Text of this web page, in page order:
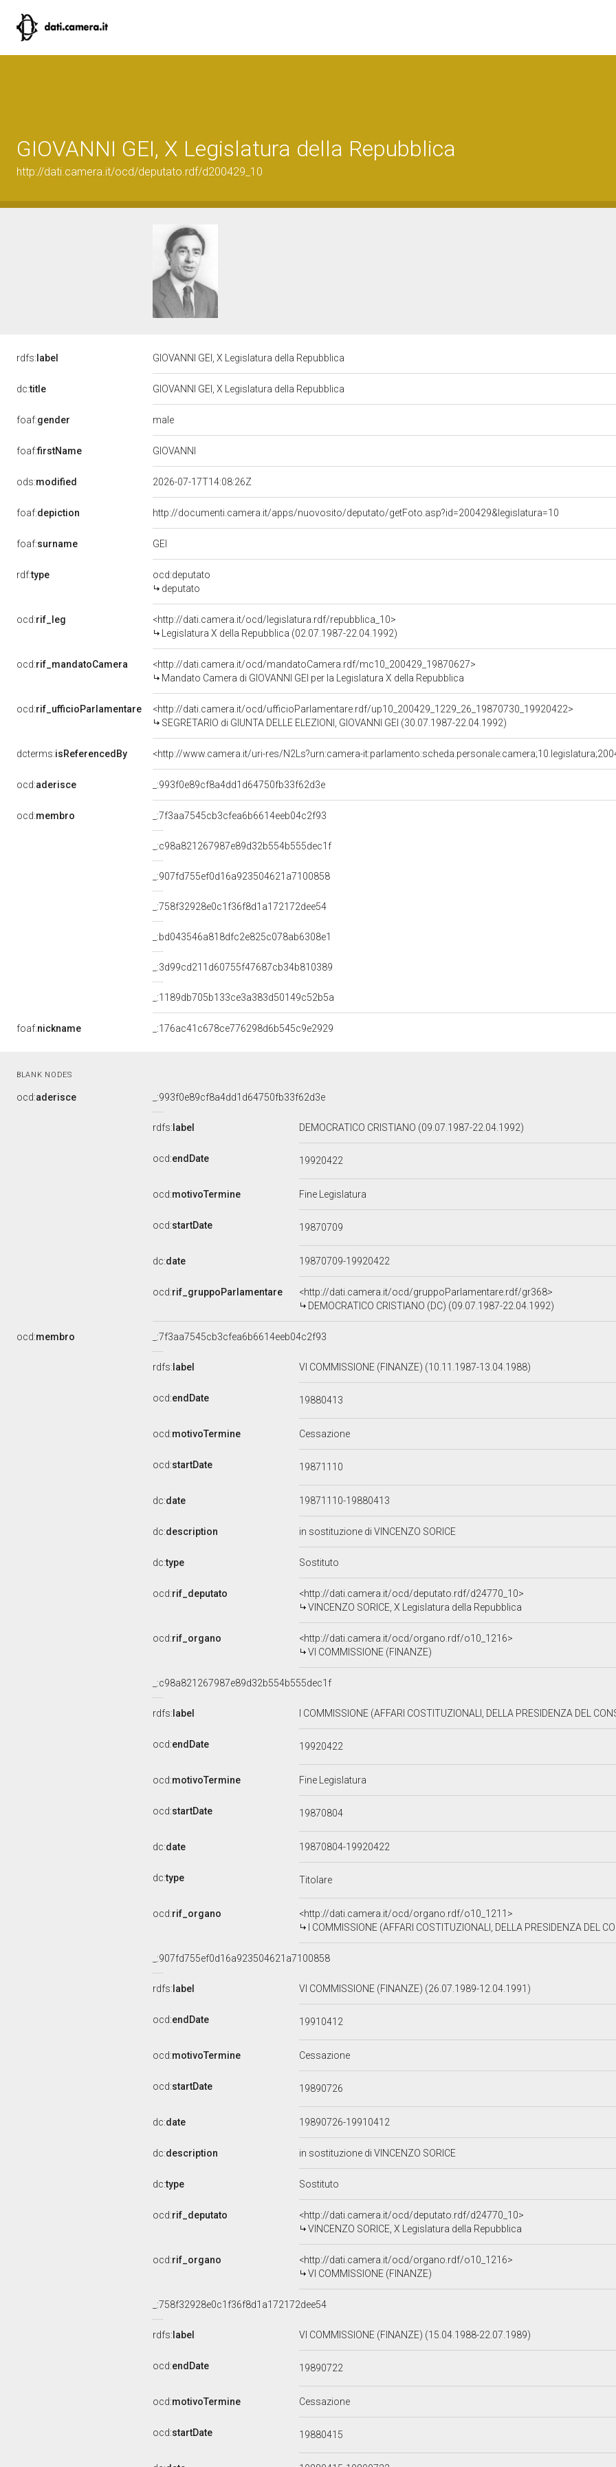
GIOVANNI GEI, X Legislatura della Repubblica
http://dati.camera.it/ocd/deputato.rdf/d200429_10
rdfs: label GIOVANNI GEI, X Legislatura della Repubblica
dc:title GIOVANNI GEI, X Legislatura della Repubblica
foaf:gender male
foaf:firstName GIOVANNI
ods:modified 2026-07-17T14:08:26Z
foaf:depiction http://documenti.camera.it/apps/nuovosito/deputato/getFoto.asp?id=200429&legislatura=10
foaf:surname GEI
rdf:type
ocd:deputato
deputato
ocd:rif_leg
<http://dati.camera.it/ocd/legislatura.rdf/repubblica_10>
Legislatura X della Repubblica (02.07.1987-22.04.1992)
ocd:rif_mandatoCamera
<http://dati.camera.it/ocd/mandatoCamera.rdf/mc10_200429_19870627>
Mandato Camera di GIOVANNI GEI per la Legislatura X della Repubblica
ocd:rif_ufficioParlamentare
<http://dati.camera.it/ocd/ufficioParlamentare.rdf/up10_200429_1229_26_19870730_19920422>
SEGRETARIO di GIUNTA DELLE ELEZIONI, GIOVANNI GEI (30.07.1987-22.04.1992)
dcterms:isReferencedBy <http://www.camera.it/uri-res/N2Ls?urn:camera-
ocd:aderisce _:993f0e89cf8a4dd1d64750fb33f62d3e
ocd:membro _:7f3aa7545cb3cfea6b6614eeb04c2f93
_:c98a821267987e89d32b554b555dec1f
_:907fd755ef0d16a923504621a7100858
_:758f32928e0c1f36f8d1a172172dee54
_:bd043546a818dfc2e825c078ab6308e1
_:3d99cd211d60755f47687cb34b810389
_:1189db705b133ce3a383d50149c52b5a
foaf:nickname _:176ac41c678ce776298d6b545c9e2929
BLANK NODES
ocd:aderisce _:993f0e89cf8a4dd1d64750fb33f62d3e
rdfs: label DEMOCRATICO CRISTIANO (09.07.1987-22.04.1992)
ocd:endDate 19920422
ocd:motivoTermine Fine Legislatura
ocd:startDate 19870709
dc:date 19870709-19920422
ocd:rif_gruppoParlamentare
<http://dati.camera.it/ocd/gruppoParlamentare.rdf/gr368>
DEMOCRATICO CRISTIANO (DC) (09.07.1987-22.04.1992)
ocd:membro _:7f3aa7545cb3cfea6b6614eeb04c2f93
rdfs: label VI COMMISSIONE (FINANZE) (10.11.1987-13.04.1988)
ocd:endDate 19880413
ocd:motivoTermine Cessazione
ocd:startDate 19871110
dc:date 19871110-19880413
dc:description in sostituzione di VINCENZO SORICE
dc:type Sostituto
ocd:rif_deputato
<http://dati.camera.it/ocd/deputato.rdf/d24770_10>
VINCENZO SORICE, X Legislatura della Repubblica
ocd:rif_organo
<http://dati.camera.it/ocd/organo.rdf/o10_1216>
VI COMMISSIONE (FINANZE)
_:c98a821267987e89d32b554b555dec1f
rdfs: label I COMMISSIONE (AFFARI COSTITUZIONALI, DELLA PRESIDENZA DEL
ocd:endDate 19920422
ocd:motivoTermine Fine Legislatura
ocd:startDate 19870804
dc:date 19870804-19920422
dc:type Titolare
ocd:rif_organo
<http://dati.camera.it/ocd/organo.rdf/o10_1211>
I COMMISSIONE (AFFARI COSTITUZIONALI, DELLA PRESIDENZA DEL
_:907fd755ef0d16a923504621a7100858
rdfs: label VI COMMISSIONE (FINANZE) (26.07.1989-12.04.1991)
ocd:endDate 19910412
ocd:motivoTermine Cessazione
ocd:startDate 19890726
dc:date 19890726-19910412
dc:description in sostituzione di VINCENZO SORICE
dc:type Sostituto
ocd:rif_deputato
<http://dati.camera.it/ocd/deputato.rdf/d24770_10>
VINCENZO SORICE, X Legislatura della Repubblica
ocd:rif_organo
<http://dati.camera.it/ocd/organo.rdf/o10_1216>
VI COMMISSIONE (FINANZE)
_:758f32928e0c1f36f8d1a172172dee54
rdfs: label VI COMMISSIONE (FINANZE) (15.04.1988-22.07.1989)
ocd:endDate 19890722
ocd:motivoTermine Cessazione
ocd:startDate 19880415